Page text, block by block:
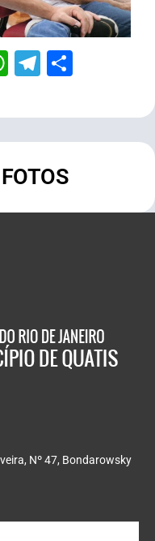
WhatsApp
Telegram
Nº 47, Bondarowsky